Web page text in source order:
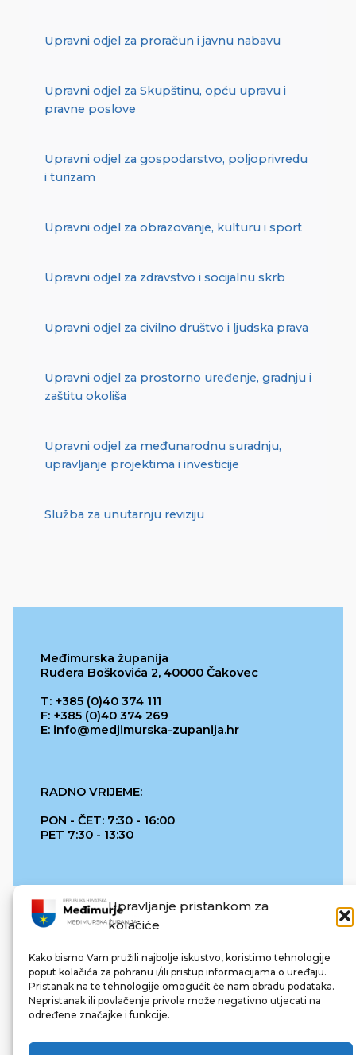
Upravljanje pristankom za
kolačiće
Kako bismo Vam pružili najbolje iskustvo, koristimo tehnologije
poput kolačića za pohranu i/ili pristup informacijama o uređaju.
Pristanak na te tehnologije omogućit će nam obradu podataka.
Nepristanak ili povlačenje privole može negativno utjecati na
određene značajke i funkcije.
Upravni odjel za proračun i javnu nabavu
Upravni odjel za Skupštinu, opću upravu i
pravne poslove
Upravni odjel za gospodarstvo, poljoprivredu
i turizam
Upravni odjel za obrazovanje, kulturu i sport
Upravni odjel za zdravstvo i socijalnu skrb
Upravni odjel za civilno društvo i ljudska prava
Upravni odjel za prostorno uređenje, gradnju i
zaštitu okoliša
Upravni odjel za međunarodnu suradnju,
upravljanje projektima i investicije
Služba za unutarnju reviziju
Međimurska županija
Ruđera Boškovića 2, 40000 Čakovec
T: +385 (0)40 374 111
F: +385 (0)40 374 269
E: info@medjimurska-zupanija.hr
RADNO VRIJEME:
PON - ČET: 7:30 - 16:00
PET 7:30 - 13:30
REPUBLIKA HRVATSKA